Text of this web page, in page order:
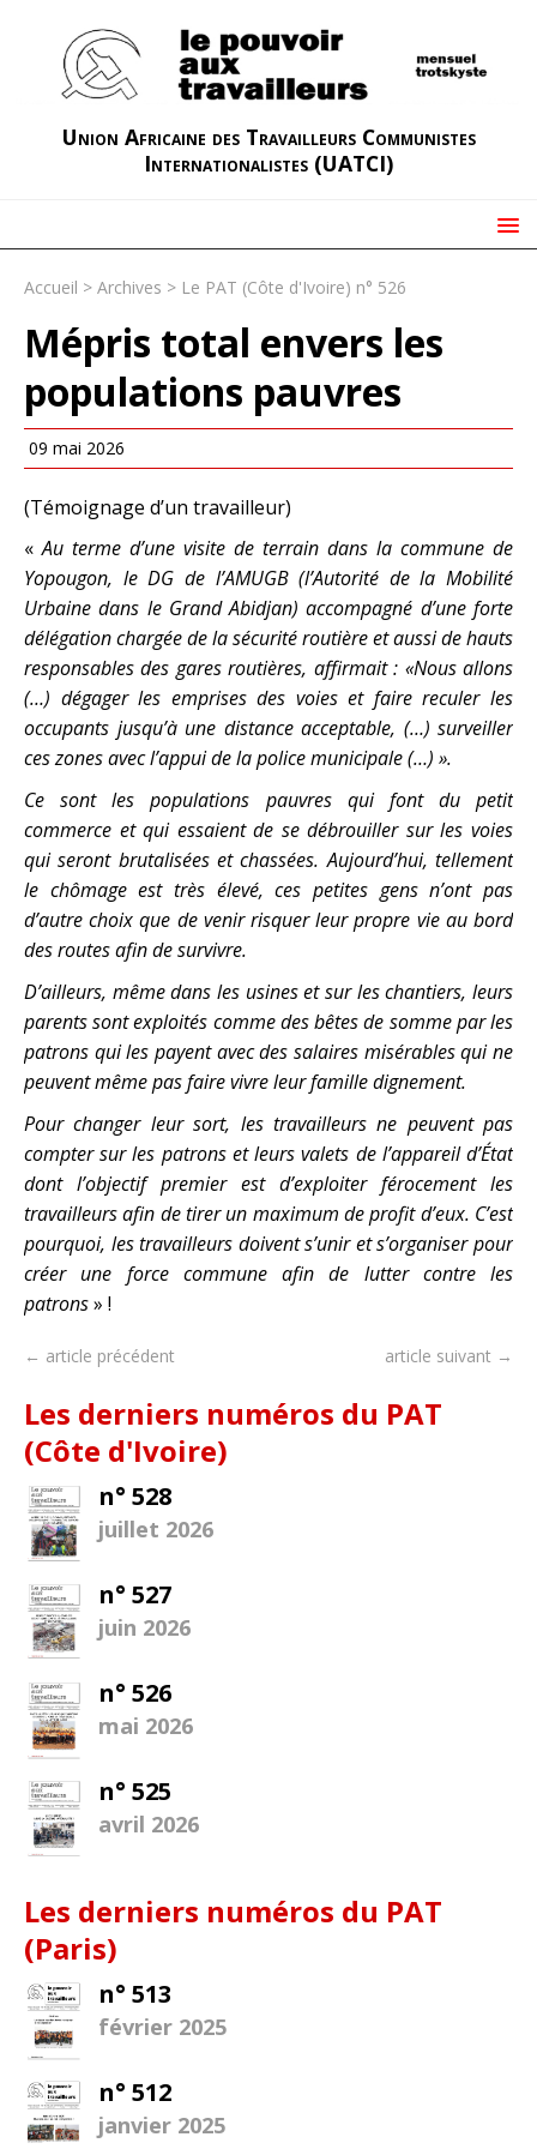
Union Africaine des Travailleurs Communistes
Internationalistes (UATCI)
Accueil > Archives > Le PAT (Côte d'Ivoire) n° 526
Mépris total envers les
populations pauvres
09 mai 2026
(Témoignage d’un travailleur)
«Au terme d’une visite de terrain dans la commune de
Yopougon, le DG de l’AMUGB (l’Autorité de la Mobilité
Urbaine dans le Grand Abidjan) accompagné d’une forte
délégation chargée de la sécurité routière et aussi de hauts
responsables des gares routières, affirmait : «Nous allons
(…) dégager les emprises des voies et faire reculer les
occupants jusqu’à une distance acceptable, (…) surveiller
ces zones avec l’appui de la police municipale (…) ».
Ce sont les populations pauvres qui font du petit
commerce et qui essaient de se débrouiller sur les voies
qui seront brutalisées et chassées. Aujourd’hui, tellement
le chômage est très élevé, ces petites gens n’ont pas
d’autre choix que de venir risquer leur propre vie au bord
des routes afin de survivre.
D’ailleurs, même dans les usines et sur les chantiers, leurs
parents sont exploités comme des bêtes de somme par les
patrons qui les payent avec des salaires misérables qui ne
peuvent même pas faire vivre leur famille dignement.
Pour changer leur sort, les travailleurs ne peuvent pas
compter sur les patrons et leurs valets de l’appareil d’État
dont l’objectif premier est d’exploiter férocement les
travailleurs afin de tirer un maximum de profit d’eux. C’est
pourquoi, les travailleurs doivent s’unir et s’organiser pour
créer une force commune afin de lutter contre les
patrons» !
← article précédent article suivant →
Les derniers numéros du PAT
(Côte d'Ivoire)
n° 528
juillet 2026
n° 527
juin 2026
n° 526
mai 2026
n° 525
avril 2026
Les derniers numéros du PAT
(Paris)
n° 513
février 2025
n° 512
janvier 2025